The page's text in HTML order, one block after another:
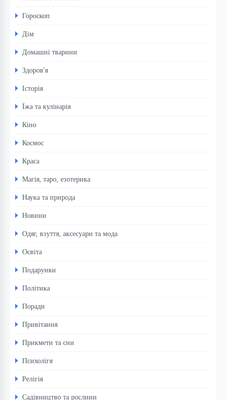
Гороскоп
Дім
Домашні тварини
Здоров'я
Історія
Їжа та кулінарія
Кіно
Космос
Краса
Магія, таро, езотерика
Наука та природа
Новини
Одяг, взуття, аксесуари та мода
Освіта
Подарунки
Політика
Поради
Привітання
Прикмети та сни
Психолігя
Релігія
Садівництво та рослини